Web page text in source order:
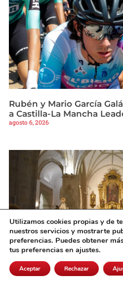
Rubén y Mario García
a Castilla-La Mancha
agosto 6, 2026
Se inicia con gran
en honor a la Patrona de
Utilizamos cookies propias y de
nuestros servicios y mostrarte
preferencias. Puedes obtener
tus preferencias en ajustes.
Aceptar Rechazar